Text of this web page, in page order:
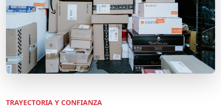
TRAYECTORIA Y CONFIANZA